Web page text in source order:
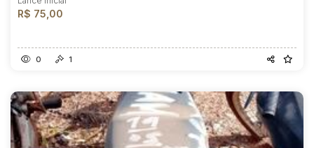
R$ 75,00
0 1